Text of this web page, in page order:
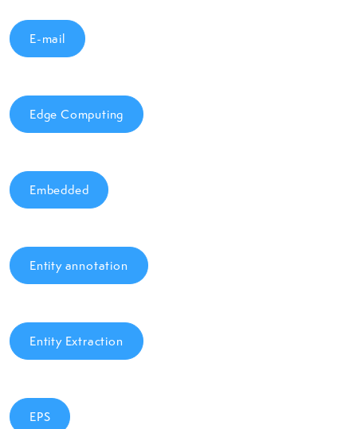
E-mail
Edge Computing
Embedded
Entity annotation
Entity Extraction
EPS